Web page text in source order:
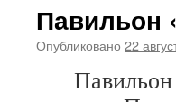
Павильон
Опубликовано 22
Павильон